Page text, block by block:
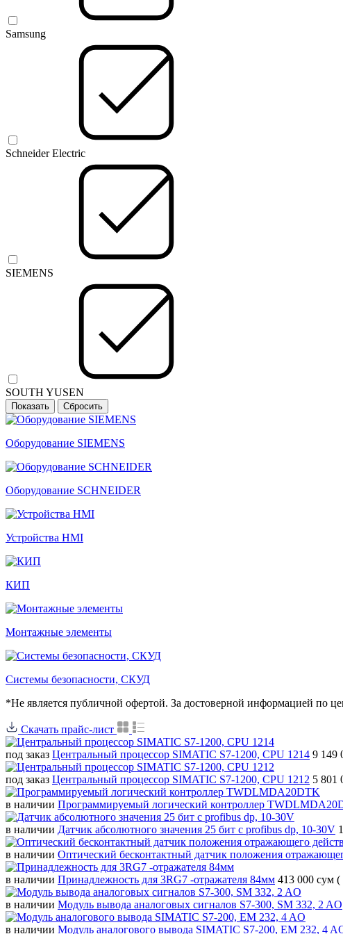
Samsung
Schneider Electric
SIEMENS
SOUTH YUSEN
Оборудование SIEMENS
Оборудование SCHNEIDER
Устройства HMI
КИП
Монтажные элементы
Системы безопасности, СКУД
*Не является публичной офертой. За достоверной информацией по
Скачать прайс-лист
под заказ Центральный процессор SIMATIC S7-1200, CPU 1214 9 149
под заказ Центральный процессор SIMATIC S7-1200, CPU 1212 5 801
в наличии Программируемый логический контроллер
в наличии Датчик абсолютного значения 25 бит с profibus dp, 10-30V
в наличии Оптический бесконтактный датчик положения
в наличии Принадлежность для 3RG7 -отражателя 84мм 413 000 сум (
в наличии Модуль вывода аналоговых сигналов S7-300, SM 332, 2 AO
в наличии Модуль аналогового вывода SIMATIC S7-200, EM 232, 4